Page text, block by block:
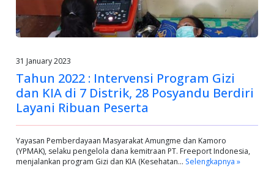
31 January 2023
Tahun 2022 : Intervensi Program Gizi
dan KIA di 7 Distrik, 28 Posyandu Berdiri
Layani Ribuan Peserta
Yayasan Pemberdayaan Masyarakat Amungme dan Kamoro
(YPMAK), selaku pengelola dana kemitraan PT. Freeport Indonesia,
menjalankan program Gizi dan KIA (Kesehatan… Selengkapnya »